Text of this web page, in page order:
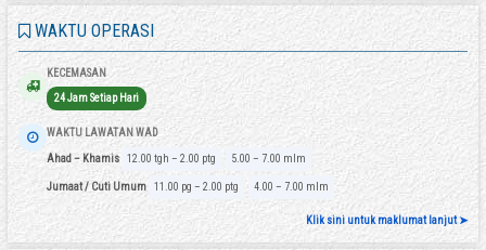
WAKTU OPERASI
KECEMASAN
24 Jam Setiap Hari
WAKTU LAWATAN WAD
Ahad – Khamis 12.00 tgh – 2.00 ptg 5.00 – 7.00 mlm
Jumaat / Cuti Umum 11.00 pg – 2.00 ptg 4.00 – 7.00 mlm
Klik sini untuk maklumat lanjut ➤